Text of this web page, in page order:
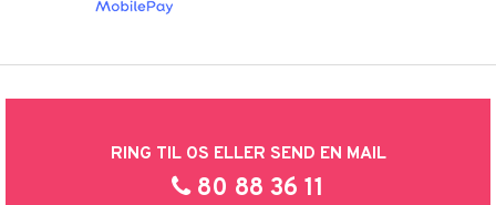
RING TIL OS ELLER SEND EN MAIL
80 88 36 11